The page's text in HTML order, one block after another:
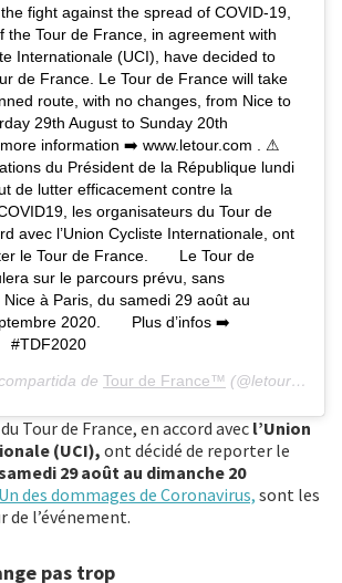
fight against the spread of COVID-19,
the Tour de France, in agreement with
Internationale (UCI), have decided to
de France. Le Tour de France will take
route, with no changes, from Nice to
29th August to Sunday 20th
information ➡️ www.letour.com . ⚠
du Président de la République lundi
de lutter efficacement contre la
les organisateurs du Tour de
avec l’Union Cycliste Internationale, ont
le Tour de France.⠀ ⠀ Le Tour de
sur le parcours prévu, sans
à Paris, du samedi 29 août au
2020.⠀ ⠀ Plus d’infos ➡️
#TDF2020
de Tour de France™ (@letourdefrance) el
Tour de France, en accord avec l’Union
(UCI), ont décidé de reporter le
29 août au dimanche 20
Un des dommages de Coronavirus, sont les
l’événement.
pas trop